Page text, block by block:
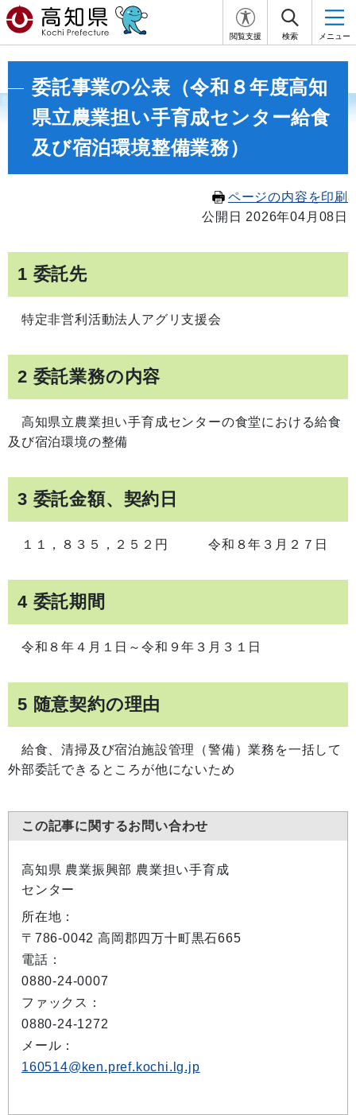
閲覧支援 検索 メニュー
委託事業の公表（令和８年度高知
県立農業担い手育成センター給食
及び宿泊環境整備業務）
ページの内容を印刷
公開日 2026年04月08日
1 委託先
特定非営利活動法人アグリ支援会
2 委託業務の内容
高知県立農業担い手育成センターの食堂における給食
及び宿泊環境の整備
3 委託金額、契約日
１１，８３５，２５２円 令和８年３月２７日
4 委託期間
令和８年４月１日～令和９年３月３１日
5 随意契約の理由
給食、清掃及び宿泊施設管理（警備）業務を一括して
外部委託できるところが他にないため
この記事に関するお問い合わせ
高知県 農業振興部 農業担い手育成
センター
所在地：
〒786-0042 高岡郡四万十町黒石665
電話：
0880-24-0007
ファックス：
0880-24-1272
メール：
160514@ken.pref.kochi.lg.jp